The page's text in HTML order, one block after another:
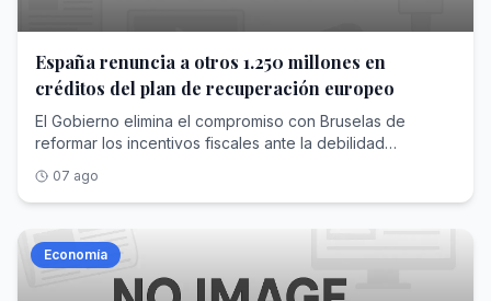
principales... <a
href="https://www.abc.es/economia/yolanda-diaz-
formaliza-candidatura-dirigir-oit-propone-
20260807195444-nt.html">Ver Más</a>
España renuncia a otros 1.250 millones en
créditos del plan de recuperación europeo
El Gobierno elimina el compromiso con Bruselas de
reformar los incentivos fiscales ante la debilidad
07 ago
Economía